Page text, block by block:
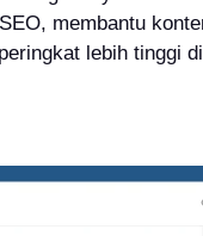
membantu
lebih tinggi